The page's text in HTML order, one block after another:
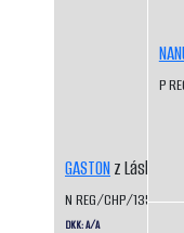
GASTONz Láskova
N REG/CHP/1354/
DKK: A/A
P